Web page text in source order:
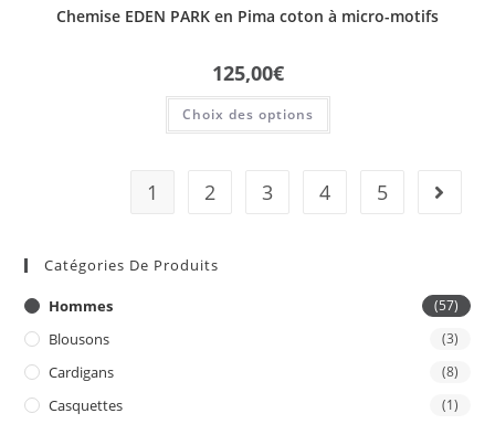
Chemise EDEN PARK en Pima coton à micro-motifs
125,00€
Choix des options
1 2 3 4 5
Catégories De Produits
Hommes (57)
Blousons (3)
Cardigans (8)
Casquettes (1)